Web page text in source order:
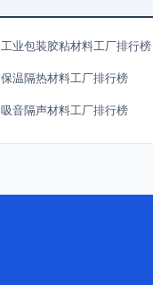
工业包装胶粘材料工厂排行榜
保温隔热材料工厂排行榜
吸音隔声材料工厂排行榜